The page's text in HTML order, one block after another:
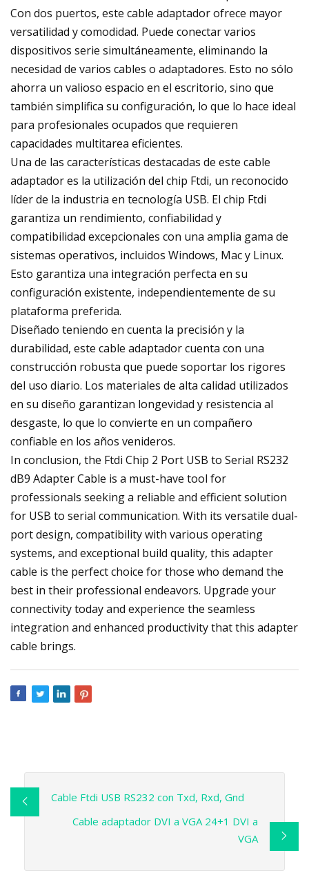
Con dos puertos, este cable adaptador ofrece mayor
versatilidad y comodidad. Puede conectar varios
dispositivos serie simultáneamente, eliminando la
necesidad de varios cables o adaptadores. Esto no sólo
ahorra un valioso espacio en el escritorio, sino que
también simplifica su configuración, lo que lo hace ideal
para profesionales ocupados que requieren
capacidades multitarea eficientes.
Una de las características destacadas de este cable
adaptador es la utilización del chip Ftdi, un reconocido
líder de la industria en tecnología USB. El chip Ftdi
garantiza un rendimiento, confiabilidad y
compatibilidad excepcionales con una amplia gama de
sistemas operativos, incluidos Windows, Mac y Linux.
Esto garantiza una integración perfecta en su
configuración existente, independientemente de su
plataforma preferida.
Diseñado teniendo en cuenta la precisión y la
durabilidad, este cable adaptador cuenta con una
construcción robusta que puede soportar los rigores
del uso diario. Los materiales de alta calidad utilizados
en su diseño garantizan longevidad y resistencia al
desgaste, lo que lo convierte en un compañero
confiable en los años venideros.
In conclusion, the Ftdi Chip 2 Port USB to Serial RS232
dB9 Adapter Cable is a must-have tool for
professionals seeking a reliable and efficient solution
for USB to serial communication. With its versatile dual-
port design, compatibility with various operating
systems, and exceptional build quality, this adapter
cable is the perfect choice for those who demand the
best in their professional endeavors. Upgrade your
connectivity today and experience the seamless
integration and enhanced productivity that this adapter
cable brings.
Cable Ftdi USB RS232 con Txd, Rxd, Gnd
Cable adaptador DVI a VGA 24+1 DVI a
VGA